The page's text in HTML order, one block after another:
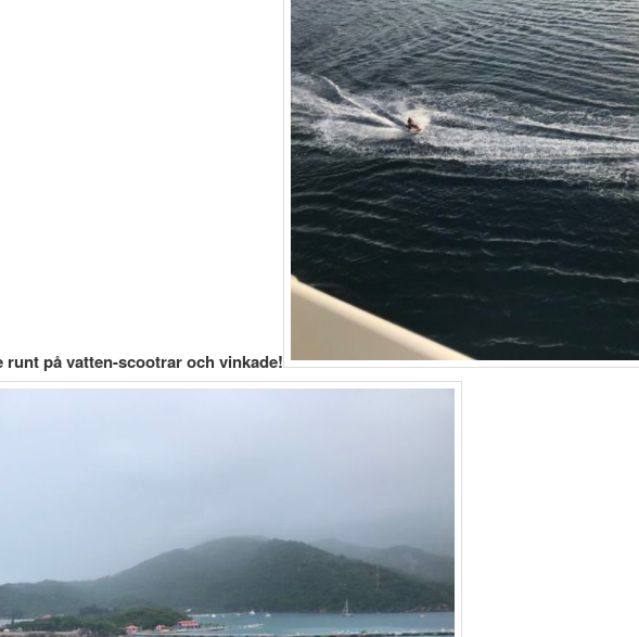
på vatten-scootrar och vinkade!